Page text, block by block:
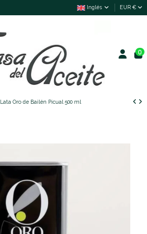
Inglés EUR €
0
Lata Oro de Bailén Picual 500 ml